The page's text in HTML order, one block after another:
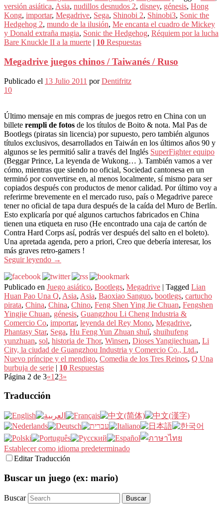
versión asiática, Asia, nudillos desnudos 2, disney, génesis, Hong
Kong, importar, Megadrive, Sega, Shinobi 2, Shinobi3, Sonic the
Hedgehog 2, mundo de la ilusión, Me encanta el cuadro de Mickey
y Donald extraña magia, Sonic the Hedgehog, Réquiem por la lucha
Bare Knuckle II a la muerte | 10 Respuestas
Megadrive juegos chinos / Taiwanés / Ruso
Publicado el 13 Julio 2011 porDentifritz
10
Último mensaje en mis compras de juegos retro en China con un
billete rempli de fotos de los títulos de Boito & nota. Mal Pas de
Bootlegs (piratas sin licencia) por supuesto, pero también algunos
títulos exclusivos, desarrollados en Taiwán en los últimos años 90 y
algunos se les permitió salir a través del Inglés SuperFighter equipo
(Beggar Prince, La leyenda de Wukong… ). También vamos a ver
cómo, mientras que siendo no oficial, Sociedad cantonesa en un
terminó por convertirse en, al menos localmente, sí mismo para ser
copiados después con productos de menor calidad. Por último voy a
referirme brevemente en el mercado ruso, país o Megadrive parece
tener no oficial de tapa dura después de la caída del Muro de Berlín.
Esto explicaría por qué algunos cartuchos fabricados en China
tienen una etiqueta en ruso (He encontrado una caja de cartón de
Contra Hard Corps así, podrás ver después del salto en el boleto).
Una apretada agenda, pero a priori, Creo que debería interesar, los
más graves retro-gamers !
Seguir leyendo →
Publicado en Juego asiático, Bootlegs, Megadrive | Tagged Lian
Huan Pao Una Q, Asia, Asia, Baoxiao Sanguo, bootlegs, cartucho
pirata, China, China, Chino, Feng Shen Ying Jie Chuan, Fengshen
Yingjie Chuan, génesis, Guangzhou Li Cheng Industria &
Comercio Co, importar, leyenda del Rey Mono, Megadrive,
Phantasy Star, Sega, Hu Feng Yun Zhuan shuǐ, shuihufeng
yunzhuan, sol, historia de Thor, Winsen, Dioses Yangjiechuan, Li
City, la ciudad de Guangzhou Industria y Comercio Co., Ltd.,
Nuevo príncipe y el mendigo, Comedia de los Tres Reinos, Q Una
burbuja de serie | 10 Respuestas
Página 2 de 3«1 23»
Traducción
Establecer como idioma predeterminado
Editar Traducción
Buscar un juego (ex: mario)
Buscar